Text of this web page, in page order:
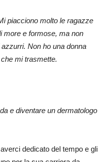
piacciono molto le ragazze
more e formose, ma non
Non ho una donna
mi trasmette.
e diventare un dermatologo
dedicato del tempo e gli